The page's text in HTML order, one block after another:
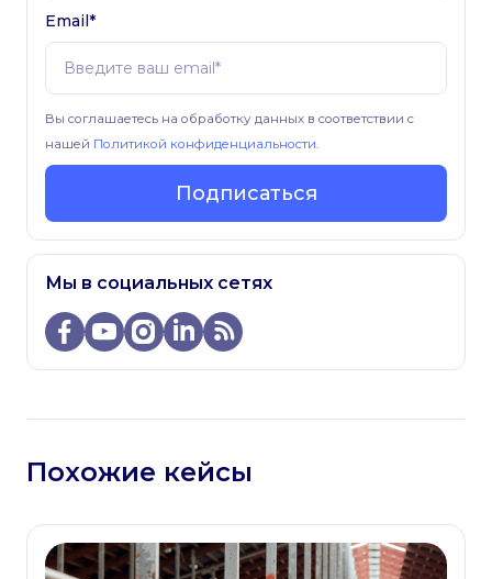
Email*
Вы соглашаетесь на обработку данных в соответствии с
нашей Политикой конфиденциальности.
Подписаться
Мы в социальных сетях
Похожие кейсы